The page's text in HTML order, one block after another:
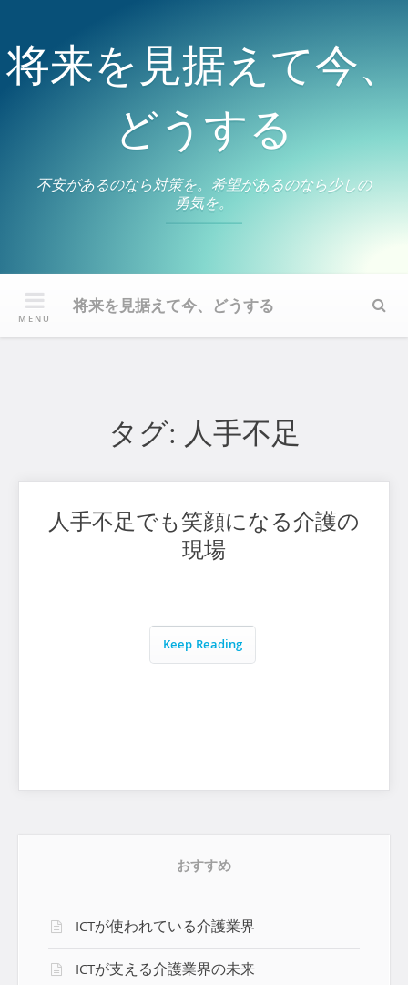
content
将来を見据えて今、
どうする
不安があるのなら対策を。希望があるのなら少しの
勇気を。
将来を見据えて今、どうする
MENU
タグ: 人手不足
人手不足でも笑顔になる介護の
現場
Keep Reading
おすすめ
ICTが使われている介護業界
ICTが支える介護業界の未来